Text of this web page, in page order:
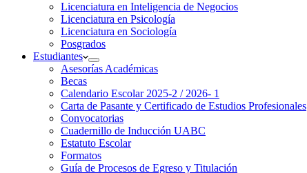
Licenciatura en Inteligencia de Negocios
Licenciatura en Psicología
Licenciatura en Sociología
Posgrados
Estudiantes
Asesorías Académicas
Becas
Calendario Escolar 2025-2 / 2026- 1
Carta de Pasante y Certificado de Estudios Profesionales
Convocatorias
Cuadernillo de Inducción UABC
Estatuto Escolar
Formatos
Guía de Procesos de Egreso y Titulación